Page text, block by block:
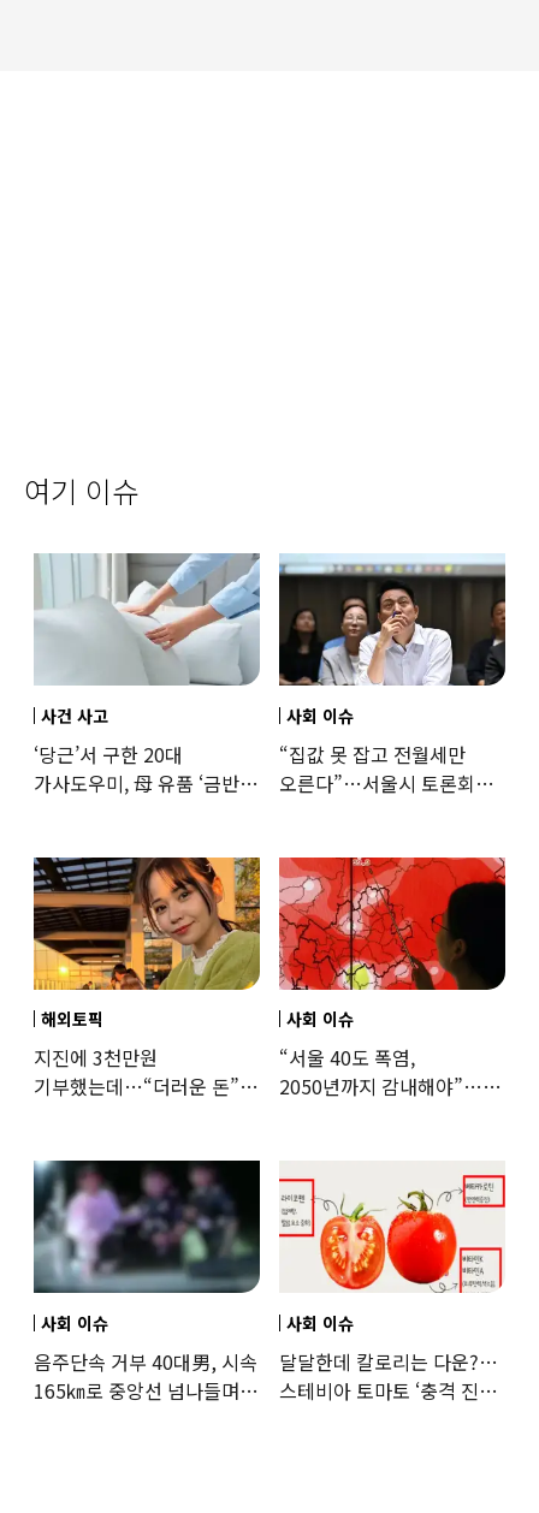
여기 이슈
사건 사고
‘당근’서 구한 20대
가사도우미, 母 유품 ‘금반지
사회 이슈
“집값 못 잡고 전월세만
오른다”…서울시 토론회서
해외토픽
지진에 3천만원
기부했는데…“더러운 돈”
사회 이슈
“서울 40도 폭염,
2050년까지 감내해야”…
사회 이슈
음주단속 거부 40대男, 시속
165㎞로 중앙선 넘나들며
사회 이슈
달달한데 칼로리는 다운?…
스테비아 토마토 ‘충격 진실’